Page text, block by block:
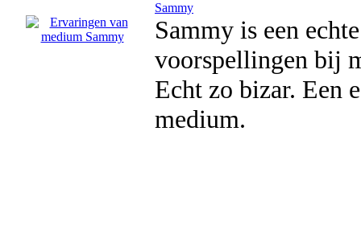
Sammy
Sammy is een
voorspellingen bij
Echt zo bizar. Een
medium.